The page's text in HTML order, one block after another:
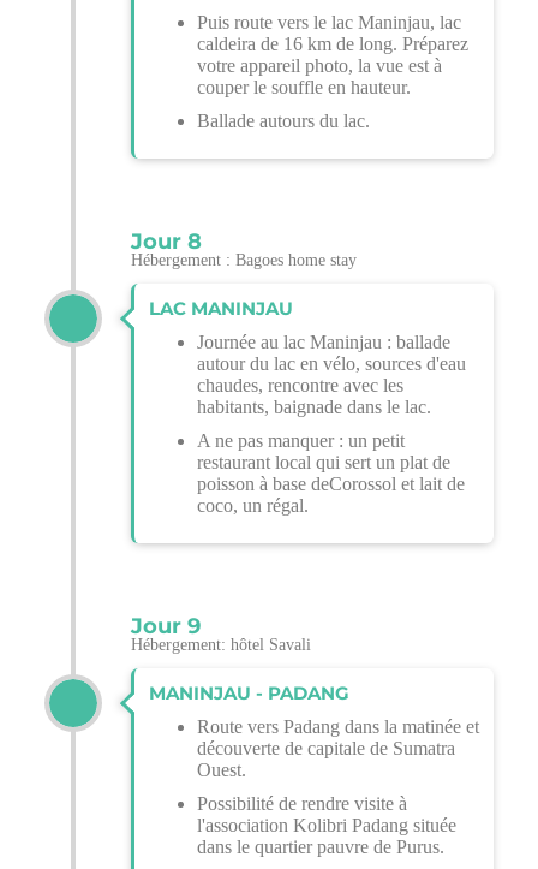
Puis route vers le lac Maninjau, lac
caldeira de 16 km de long. Préparez
votre appareil photo, la vue est à
couper le souffle en hauteur.
Ballade autours du lac.
Jour 8
Hébergement : Bagoes home stay
LAC MANINJAU
Journée au lac Maninjau : ballade
autour du lac en vélo, sources d'eau
chaudes, rencontre avec les
habitants, baignade dans le lac.
A ne pas manquer : un petit
restaurant local qui sert un plat de
poisson à base deCorossol et lait de
coco, un régal.
Jour 9
Hébergement: hôtel Savali
MANINJAU - PADANG
Route vers Padang dans la matinée et
découverte de capitale de Sumatra
Ouest.
Possibilité de rendre visite à
l'association Kolibri Padang située
dans le quartier pauvre de Purus.